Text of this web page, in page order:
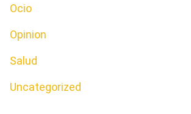
Ocio
Opinion
Salud
Uncategorized